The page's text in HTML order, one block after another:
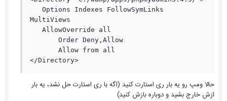
MultiViews
</Directory>
حالا ومپ رو یه بار ری استارت کنید (اگه با ری استارت حل نشد، یه بار
ازش خارج بشید و دوباره بازش کنید)